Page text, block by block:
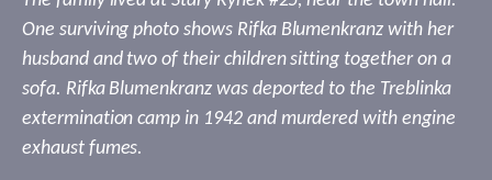
One surviving photo shows Rifka Blumenkranz with her
husband and two of their children sitting together on a
sofa. Rifka Blumenkranz was deported to the Treblinka
extermination camp in 1942 and murdered with engine
exhaust fumes.